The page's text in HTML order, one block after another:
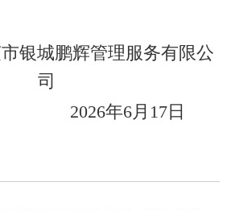
银城鹏辉管理服务有限公
司
2026年6月 17日